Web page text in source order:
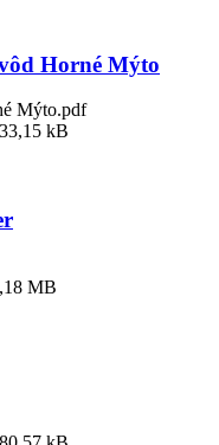
Horné Mýto
Mýto.pdf
kB
MB